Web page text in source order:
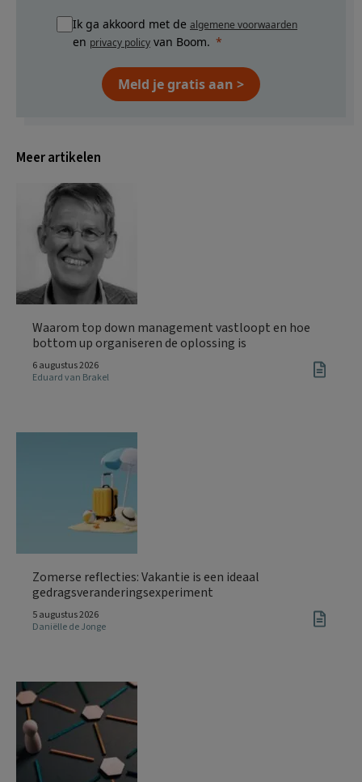
Ik ga akkoord met de algemene voorwaarden
en privacy policy van Boom.
Meld je gratis aan >
Meer artikelen
Waarom top down management vastloopt en hoe
bottom up organiseren de oplossing is
6 augustus 2026
Eduard van Brakel
Zomerse reflecties: Vakantie is een ideaal
gedragsveranderingsexperiment
5 augustus 2026
Daniëlle de Jonge